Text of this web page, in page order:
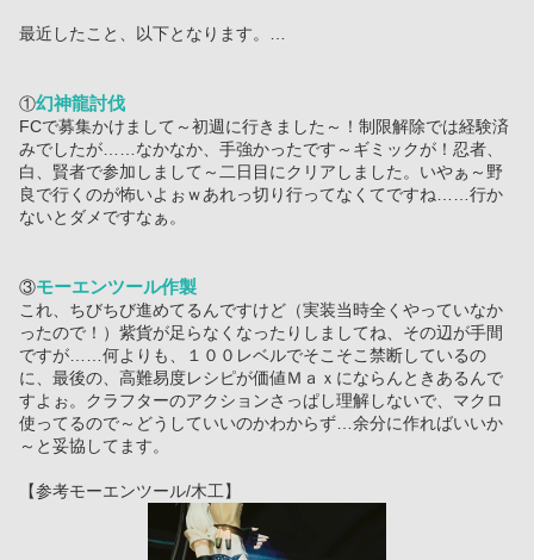
最近したこと、以下となります。…
①幻神龍討伐
FCで募集かけまして～初週に行きました～！制限解除では経験済
みでしたが……なかなか、手強かったです～ギミックが！忍者、
白、賢者で参加しまして～二日目にクリアしました。いやぁ～野
良で行くのが怖いよぉｗあれっ切り行ってなくてですね……行か
ないとダメですなぁ。
③モーエンツール作製
これ、ちびちび進めてるんですけど（実装当時全くやっていなか
ったので！）紫貨が足らなくなったりしましてね、その辺が手間
ですが……何よりも、１００レベルでそこそこ禁断しているの
に、最後の、高難易度レシピが価値Ｍａｘにならんときあるんで
すよぉ。クラフターのアクションさっぱし理解しないで、マクロ
使ってるので～どうしていいのかわからず…余分に作ればいいか
～と妥協してます。
【参考モーエンツール/木工】